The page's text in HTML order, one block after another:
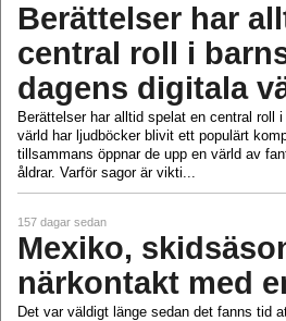
Berättelser har
central roll i
dagens digitala
Berättelser har alltid spelat en central roll
värld har ljudböcker blivit ett populärt
tillsammans öppnar de upp en värld av
åldrar. Varför sagor är vikti...
157 dagar sedan
Mexiko,
närkontakt med
Det var väldigt länge sedan det fanns tid